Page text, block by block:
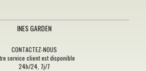
INES GARDEN
CONTACTEZ-NOUS
service client est disponible
24h/24, 7j/7